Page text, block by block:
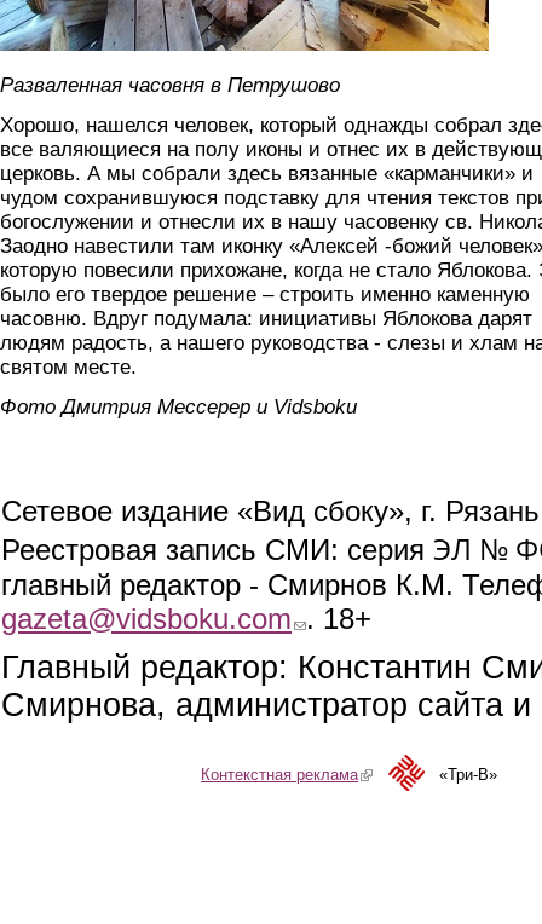
Разваленная часовня в Петрушово
Хорошо, нашелся человек, который однажды собрал
все валяющиеся на полу иконы и отнес их в
церковь. А мы собрали здесь вязанные «карманчики» и
чудом сохранившуюся подставку для чтения текстов
богослужении и отнесли их в нашу часовенку св.
Заодно навестили там иконку «Алексей -божий
которую повесили прихожане, когда не стало Яблокова.
было его твердое решение – строить именно каменную
часовню. Вдруг подумала: инициативы Яблокова дарят
людям радость, а нашего руководства - слезы и хлам
святом месте.
Фото Дмитрия Мессерер и Vidsboku
Сетевое издание «Вид сбоку», г.
Реестровая запись СМИ: серия ЭЛ №
главный редактор - Смирнов К.М.
gazeta@vidsboku.com (link sends e-mail)
. 18+
Главный редактор: Константин
Смирнова, администратор сайта
Контекстная реклама(link is external)«Три-В»